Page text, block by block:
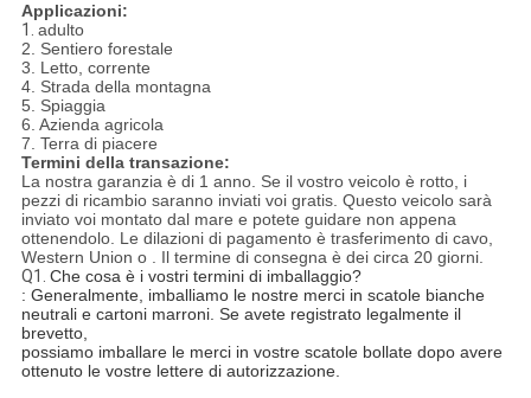
Applicazioni:
1. adulto
2. Sentiero forestale
3. Letto, corrente
4. Strada della montagna
5. Spiaggia
6. Azienda agricola
7. Terra di piacere
Termini della transazione:
La nostra garanzia è di 1 anno. Se il vostro veicolo è rotto, i
pezzi di ricambio saranno inviati voi gratis. Questo veicolo sarà
inviato voi montato dal mare e potete guidare non appena
ottenendolo. Le dilazioni di pagamento è trasferimento di cavo,
Western Union o . Il termine di consegna è dei circa 20 giorni.
Q1. Che cosa è i vostri termini di imballaggio?
: Generalmente, imballiamo le nostre merci in scatole bianche
neutrali e cartoni marroni. Se avete registrato legalmente il
brevetto,
possiamo imballare le merci in vostre scatole bollate dopo avere
ottenuto le vostre lettere di autorizzazione.